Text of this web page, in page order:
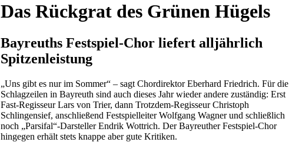
Das Rückgrat des Grünen Hügels
Bayreuths Festspiel-Chor liefert alljährlich
Spitzenleistung
„Uns gibt es nur im Sommer“ – sagt Chordirektor Eberhard Friedrich. Für die
Schlagzeilen in Bayreuth sind auch dieses Jahr wieder andere zuständig: Erst
Fast-Regisseur Lars von Trier, dann Trotzdem-Regisseur Christoph
Schlingensief, anschließend Festspielleiter Wolfgang Wagner und schließlich
noch „Parsifal“-Darsteller Endrik Wottrich. Der Bayreuther Festspiel-Chor
hingegen erhält stets knappe aber gute Kritiken.